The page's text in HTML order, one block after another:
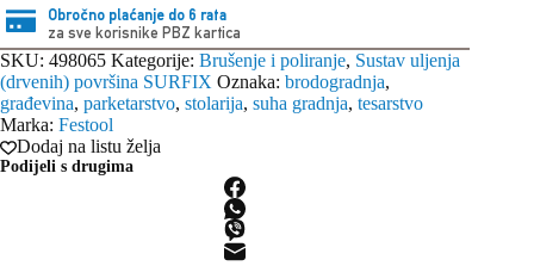
Obročno plaćanje do 6 rata
za sve korisnike PBZ kartica
SKU: 498065 Kategorije: Brušenje i poliranje, Sustav uljenja
(drvenih) površina SURFIX Oznaka: brodogradnja,
građevina, parketarstvo, stolarija, suha gradnja, tesarstvo
Marka: Festool
Dodaj na listu želja
Podijeli s drugima